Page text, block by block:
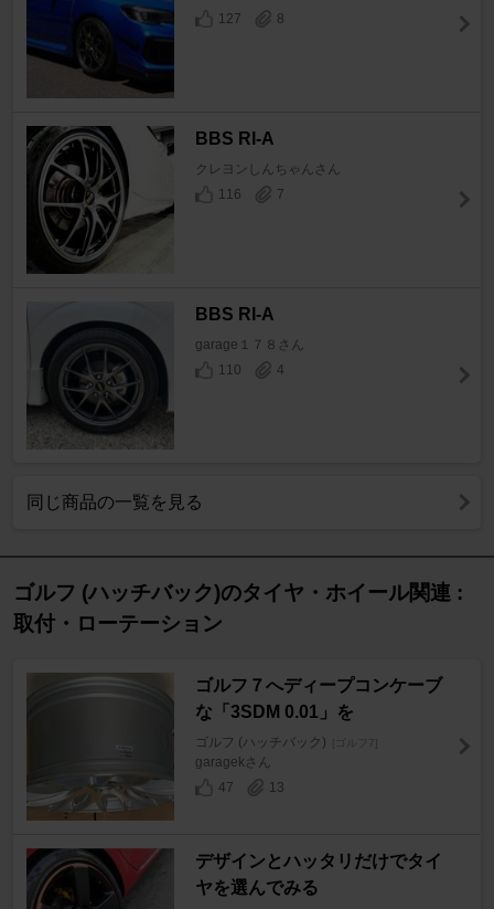
127
8
BBS RI-A
クレヨンしんちゃんさん
116
7
BBS RI-A
garage１７８さん
110
4
同じ商品の一覧を見る
ゴルフ (ハッチバック)のタイヤ・ホイール関連 :
取付・ローテーション
ゴルフ７へディープコンケーブ
な「3SDM 0.01」を
ゴルフ (ハッチバック) [ゴルフ7]
garagekさん
47
13
デザインとハッタリだけでタイ
ヤを選んでみる